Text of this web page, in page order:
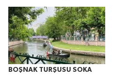
BOŞNAK TURŞUSU SOKA